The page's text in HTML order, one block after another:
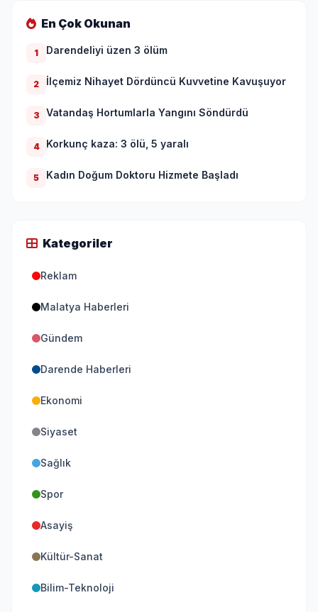
En Çok Okunan
1 Darendeliyi üzen 3 ölüm
2 İlçemiz Nihayet Dördüncü Kuvvetine Kavuşuyor
3 Vatandaş Hortumlarla Yangını Söndürdü
4 Korkunç kaza: 3 ölü, 5 yaralı
5 Kadın Doğum Doktoru Hizmete Başladı
Kategoriler
Reklam
Malatya Haberleri
Gündem
Darende Haberleri
Ekonomi
Siyaset
Sağlık
Spor
Asayiş
Kültür-Sanat
Bilim-Teknoloji